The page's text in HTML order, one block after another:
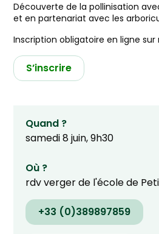
Découverte de la pollinisation
et en partenariat avec les
Inscription obligatoire en ligne sur
S’inscrire
Quand ?
samedi 8 juin, 9h30
Où ?
rdv verger de l'école de
+33 (0)389897859